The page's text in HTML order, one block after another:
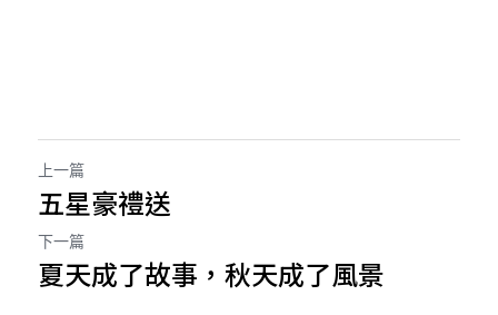
上一篇
五星豪禮送
下一篇
夏天成了故事，秋天成了風景